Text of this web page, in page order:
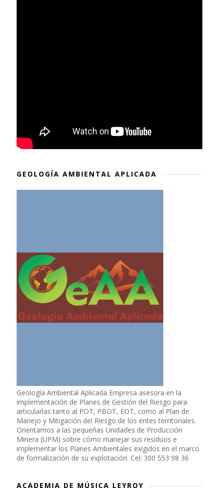
GEOLOGÍA AMBIENTAL APLICADA
Geología Ambiental Aplicada Empresa asesora en la
implementación de Planes de Gestión del Riesgo para
articularlas tanto al POT, PBOT, EOT, como al Plan de
Manejo y Mitigación del Riesgo de los entes territoriales.
Orientamos a las pequeñas Unidades de Producción
Minera (UPM) sobre cómo manejar sus residuos e
implementar los Planes Ambientales exigidos en el marco
de formalización de su explotación. Cel: 300 553 98 36
ACADEMIA DE MÚSICA LEYROY